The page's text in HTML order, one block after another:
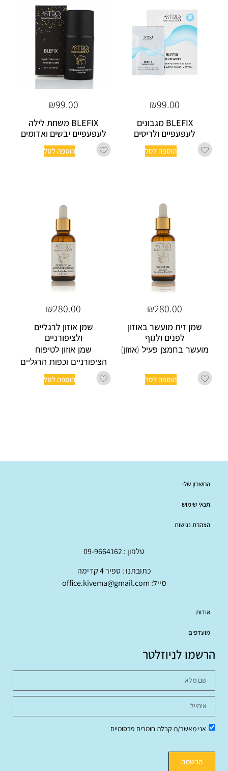
₪99.00
BLEFIX מגבונים
לעפעפיים ולריסים
הוספה לסל
₪99.00
BLEFIX משחת לילה
לעפעפיים יבשים ואדומים
הוספה לסל
₪280.00
שמן זית מועשר באוזון
לפנים ולגוף
מועשר בחמצן פעיל (אוזון)
הוספה לסל
₪280.00
שמן אוזון לרגליים
ולציפורניים
שמן אוזון לטיפוח
הציפורניים וכפות הרגליים
הוספה לסל
החשבון שלי
תנאי שימוש
הצהרת נגישות
טלפון : 09-9664162
כתובתנו : ספיר 4 קדימה
מייל: office.kivema@gmail.com
אודות
מועדפים
הרשמו לניוזלטר
אני מאשר/ת קבלת חומרים פרסומיים
הרשמה